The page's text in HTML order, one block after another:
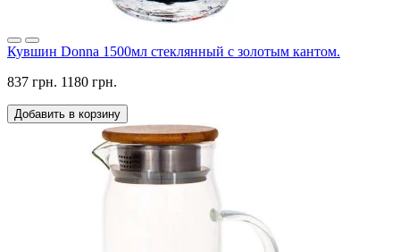
Кувшин Donna 1500мл стеклянный с золотым кантом.
837 грн. 1180 грн.
Добавить в корзину